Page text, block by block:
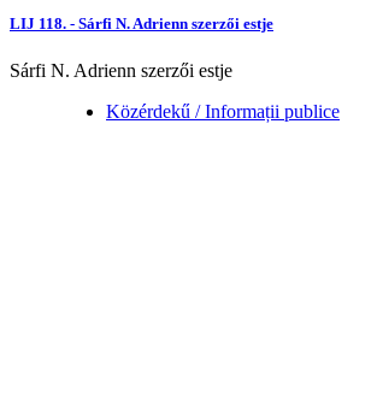
LIJ 118. - Sárfi N. Adrienn szerzői estje
Sárfi N. Adrienn szerzői estje
Közérdekű / Informații publice